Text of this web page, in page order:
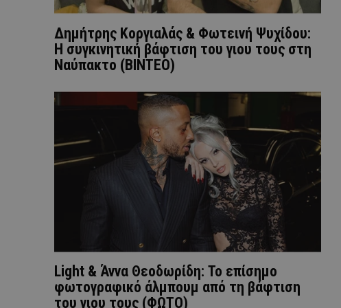
Δημήτρης Κοργιαλάς & Φωτεινή Ψυχίδου:
Η συγκινητική βάφτιση του γιου τους στη
Ναύπακτο (ΒΙΝΤΕΟ)
Light & Άννα Θεοδωρίδη: Το επίσημο
φωτογραφικό άλμπουμ από τη βάφτιση
του γιου τους (ΦΩΤΟ)